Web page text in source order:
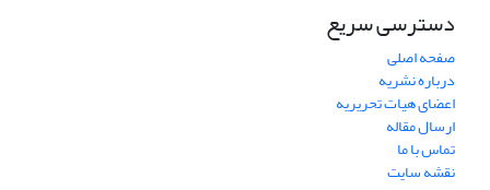
دسترسی سریع
صفحه اصلی
درباره نشریه
اعضای هیات تحریریه
ارسال مقاله
تماس با ما
نقشه سایت